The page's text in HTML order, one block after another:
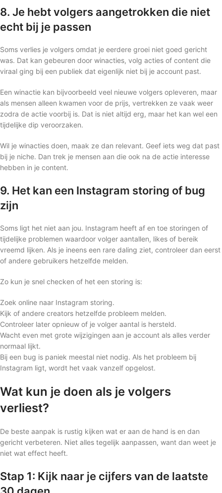
8. Je hebt volgers aangetrokken die niet
echt bij je passen
Soms verlies je volgers omdat je eerdere groei niet goed gericht
was. Dat kan gebeuren door winacties, volg acties of content die
viraal ging bij een publiek dat eigenlijk niet bij je account past.
Een winactie kan bijvoorbeeld veel nieuwe volgers opleveren, maar
als mensen alleen kwamen voor de prijs, vertrekken ze vaak weer
zodra de actie voorbij is. Dat is niet altijd erg, maar het kan wel een
tijdelijke dip veroorzaken.
Wil je winacties doen, maak ze dan relevant. Geef iets weg dat past
bij je niche. Dan trek je mensen aan die ook na de actie interesse
hebben in je content.
9. Het kan een Instagram storing of bug
zijn
Soms ligt het niet aan jou. Instagram heeft af en toe storingen of
tijdelijke problemen waardoor volger aantallen, likes of bereik
vreemd lijken. Als je ineens een rare daling ziet, controleer dan eerst
of andere gebruikers hetzelfde melden.
Zo kun je snel checken of het een storing is:
Zoek online naar Instagram storing.
Kijk of andere creators hetzelfde probleem melden.
Controleer later opnieuw of je volger aantal is hersteld.
Wacht even met grote wijzigingen aan je account als alles verder
normaal lijkt.
Bij een bug is paniek meestal niet nodig. Als het probleem bij
Instagram ligt, wordt het vaak vanzelf opgelost.
Wat kun je doen als je volgers
verliest?
De beste aanpak is rustig kijken wat er aan de hand is en dan
gericht verbeteren. Niet alles tegelijk aanpassen, want dan weet je
niet wat effect heeft.
Stap 1: Kijk naar je cijfers van de laatste